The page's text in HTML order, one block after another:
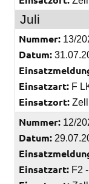
Juli
Nummer: 13/
Datum:
Einsatzart: F
Einsatzort:
Nummer: 12/
Datum:
Einsatzart: F2